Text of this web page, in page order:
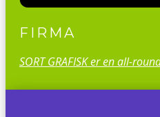
FIRMA
SORT GRAFISK er en all-